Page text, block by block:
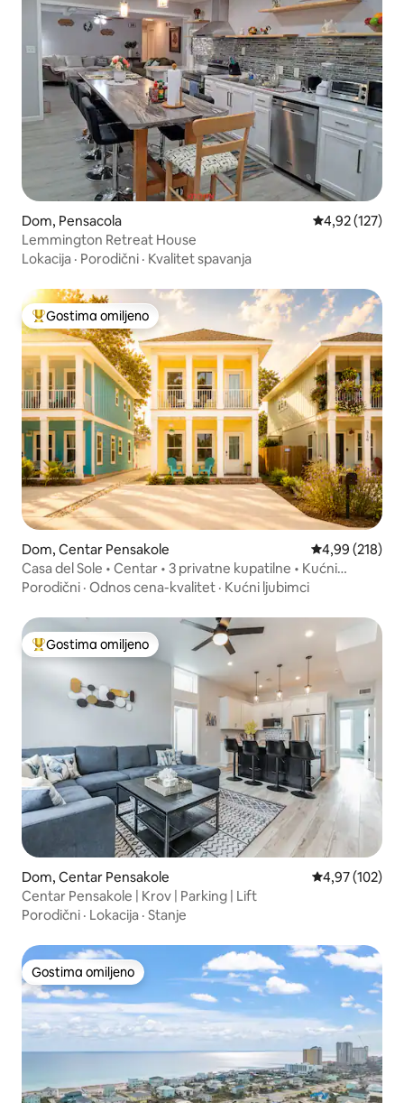
Dom, Pensacola Prosečna
4,92 (127)
Lemmington Retreat House
Lokacija · Porodični · Kvalitet spavanja
Najuspešniji među gostima omiljenim
Gostima omiljeno
Dom, Centar Pensakole Prosečna
4,99 (218)
Casa del Sole • Centar • 3 privatne kupatilne • Kućni
ljubimci su dozvoljeni
Porodični · Odnos cena-kvalitet · Kućni ljubimci
Najuspešniji među gostima omiljenim
Gostima omiljeno
Dom, Centar Pensakole Prosečna
4,97 (102)
Centar Pensakole | Krov | Parking | Lift
Porodični · Lokacija · Stanje
Gostima omiljeno
Gostima omiljeno